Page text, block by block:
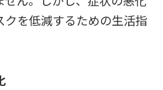
クを低減するための生活指